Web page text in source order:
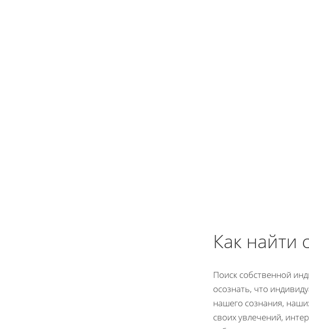
Как найти
Поиск собственной
осознать, что
нашего сознания,
своих увлечений,